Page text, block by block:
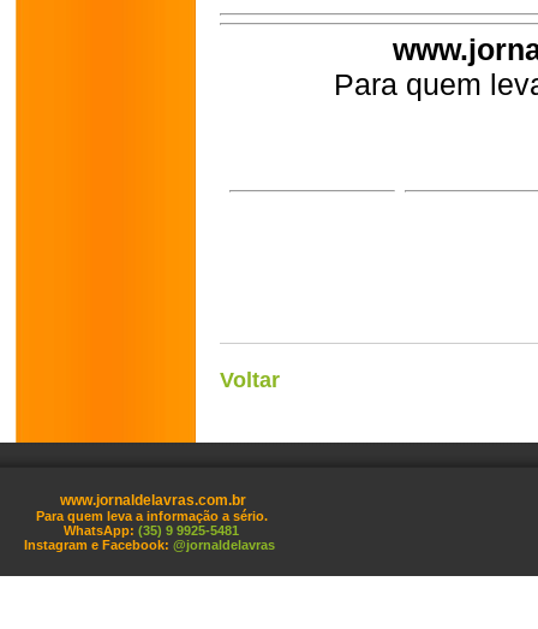
Para quem
Voltar
www.jornaldelavras.com.br
Para quem leva a informação a sério.
WhatsApp: (35) 9 9925-5481
Instagram e Facebook: @jornaldelavras